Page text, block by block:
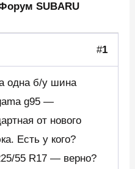
SUBARU
#1
одна б/у шина
g95 —
от нового
Есть у кого?
55 R17 — верно?